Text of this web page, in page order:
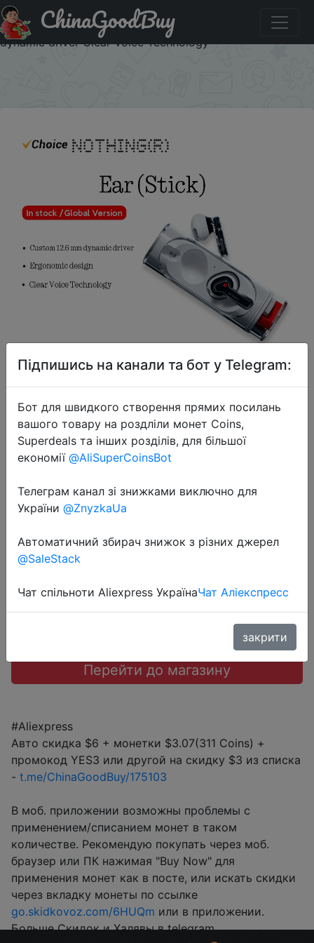
Промокод на знижку YES3 In Stock Global Version
Nothing Ear (stick) Ergonomic design Custom 12.6 mm
dynamic driver Clear Voice Technology
ChinaGoodBuy
2023-10-16
In Stock Global Version Nothing Ear
(stick) Ergonomic design Custom
12.6 mm dynamic driver Clear Voice
Technology
$38.48
Промокод:"YES3"
Перейти до магазину
#Aliexpress
Авто скидка $6 + монетки $3.07(311 Coins) +
промокод YES3 или другой на скидку $3 из списка
- t.me/ChinaGoodBuy/175103
В моб. приложении возможны проблемы с
применением/списанием монет в таком
количестве. Рекомендую покупать через моб.
браузер или ПК нажимая "Buy Now" для
применения монет как в посте, или искать скидки
через вкладку монеты по ссылке
go.skidkovoz.com/6HUQm или в приложении.
Больше Скидок и Халявы в telegram
Підпишись на канали та бот у Telegram:
Бот для швидкого створення прямих посилань
вашого товару на роздліли монет Coins,
Superdeals та інших розділів, для більшої
економії @AliSuperCoinsBot
Телеграм канал зі знижками виключно для
України @ZnyzkaUa
Автоматичний збирач знижок з різних джерел
@SaleStack
Чат спільноти Aliexpress УкраїнаЧат Аліекспресс
закрити